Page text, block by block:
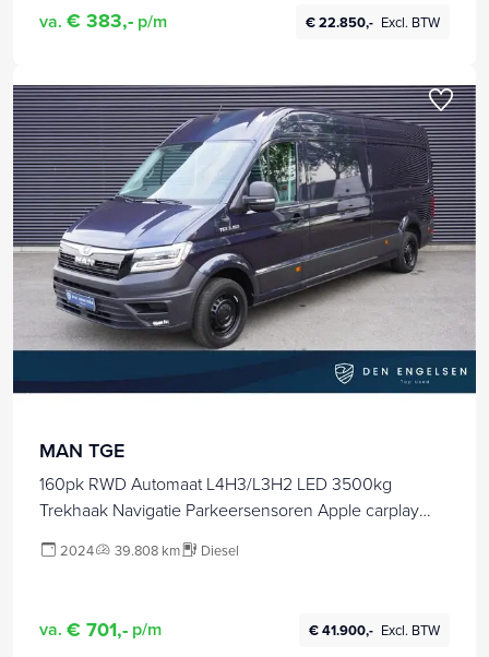
va. € 383,- p/m € 22.850,- Excl. BTW
MAN TGE
160pk RWD Automaat L4H3/L3H2 LED 3500kg
Trekhaak Navigatie Parkeersensoren Apple carplay
2024 39.808 km Diesel
va. € 701,- p/m € 41.900,- Excl. BTW